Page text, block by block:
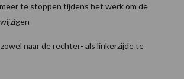
te stoppen tijdens het werk om de
naar de rechter- als linkerzijde te